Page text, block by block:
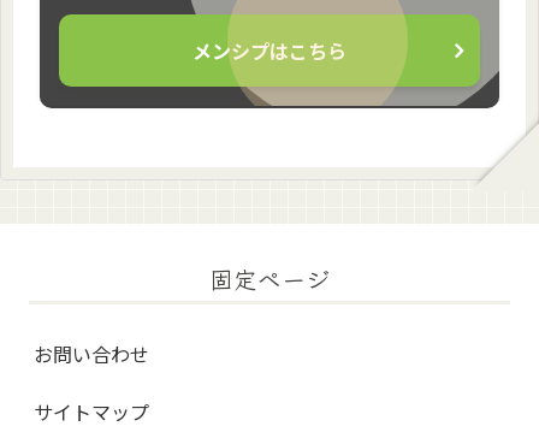
メンシプはこちら
固定ページ
お問い合わせ
サイトマップ